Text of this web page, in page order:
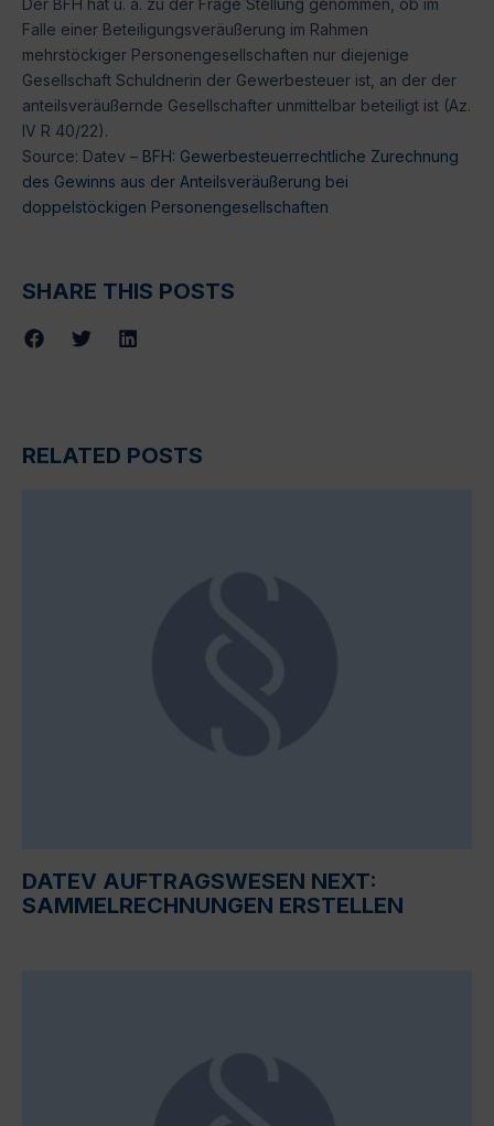
Falle einer Beteiligungsveräußerung im Rahmen
mehrstöckiger Personengesellschaften nur diejenige
Gesellschaft Schuldnerin der Gewerbesteuer ist, an der der
anteilsveräußernde Gesellschafter unmittelbar beteiligt ist (Az.
IV R 40/22).
Source: Datev – BFH: Gewerbesteuerrechtliche Zurechnung
des Gewinns aus der Anteilsveräußerung bei
doppelstöckigen Personengesellschaften
SHARE THIS POSTS
RELATED POSTS
DATEV AUFTRAGSWESEN NEXT:
SAMMELRECHNUNGEN ERSTELLEN